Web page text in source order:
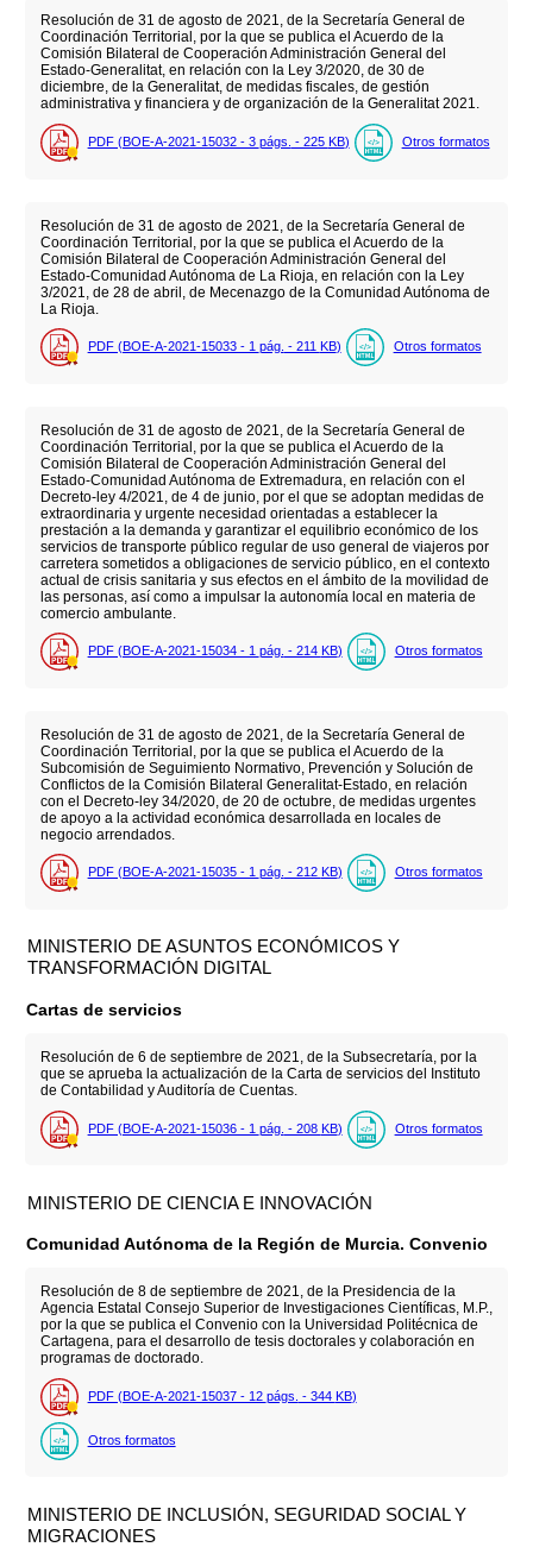
Resolución de 31 de agosto de 2021, de la Secretaría General de
Coordinación Territorial, por la que se publica el Acuerdo de la
Comisión Bilateral de Cooperación Administración General del
Estado-Generalitat, en relación con la Ley 3/2020, de 30 de
diciembre, de la Generalitat, de medidas fiscales, de gestión
administrativa y financiera y de organización de la Generalitat 2021.
PDF (BOE-A-2021-15032 - 3 págs. - 225 KB) Otros formatos
Resolución de 31 de agosto de 2021, de la Secretaría General de
Coordinación Territorial, por la que se publica el Acuerdo de la
Comisión Bilateral de Cooperación Administración General del
Estado-Comunidad Autónoma de La Rioja, en relación con la Ley
3/2021, de 28 de abril, de Mecenazgo de la Comunidad Autónoma de
La Rioja.
PDF (BOE-A-2021-15033 - 1 pág. - 211 KB) Otros formatos
Resolución de 31 de agosto de 2021, de la Secretaría General de
Coordinación Territorial, por la que se publica el Acuerdo de la
Comisión Bilateral de Cooperación Administración General del
Estado-Comunidad Autónoma de Extremadura, en relación con el
Decreto-ley 4/2021, de 4 de junio, por el que se adoptan medidas de
extraordinaria y urgente necesidad orientadas a establecer la
prestación a la demanda y garantizar el equilibrio económico de los
servicios de transporte público regular de uso general de viajeros por
carretera sometidos a obligaciones de servicio público, en el contexto
actual de crisis sanitaria y sus efectos en el ámbito de la movilidad de
las personas, así como a impulsar la autonomía local en materia de
comercio ambulante.
PDF (BOE-A-2021-15034 - 1 pág. - 214 KB) Otros formatos
Resolución de 31 de agosto de 2021, de la Secretaría General de
Coordinación Territorial, por la que se publica el Acuerdo de la
Subcomisión de Seguimiento Normativo, Prevención y Solución de
Conflictos de la Comisión Bilateral Generalitat-Estado, en relación
con el Decreto-ley 34/2020, de 20 de octubre, de medidas urgentes
de apoyo a la actividad económica desarrollada en locales de
negocio arrendados.
PDF (BOE-A-2021-15035 - 1 pág. - 212 KB) Otros formatos
MINISTERIO DE ASUNTOS ECONÓMICOS Y
TRANSFORMACIÓN DIGITAL
Cartas de servicios
Resolución de 6 de septiembre de 2021, de la Subsecretaría, por la
que se aprueba la actualización de la Carta de servicios del Instituto
de Contabilidad y Auditoría de Cuentas.
PDF (BOE-A-2021-15036 - 1 pág. - 208 KB) Otros formatos
MINISTERIO DE CIENCIA E INNOVACIÓN
Comunidad Autónoma de la Región de Murcia. Convenio
Resolución de 8 de septiembre de 2021, de la Presidencia de la
Agencia Estatal Consejo Superior de Investigaciones Científicas, M.P.,
por la que se publica el Convenio con la Universidad Politécnica de
Cartagena, para el desarrollo de tesis doctorales y colaboración en
programas de doctorado.
PDF (BOE-A-2021-15037 - 12 págs. - 344 KB)
Otros formatos
MINISTERIO DE INCLUSIÓN, SEGURIDAD SOCIAL Y
MIGRACIONES